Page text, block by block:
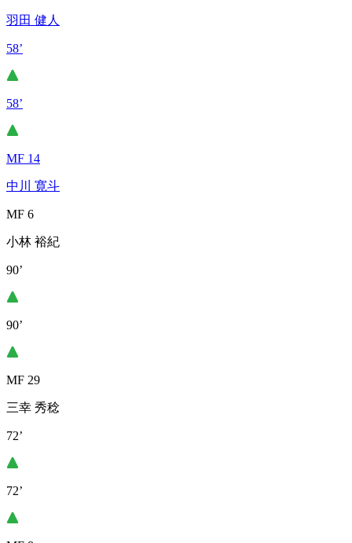
羽田 健人
58’
58’
MF 14
中川 寛斗
MF 6
小林 裕紀
90’
90’
MF 29
三幸 秀稔
72’
72’